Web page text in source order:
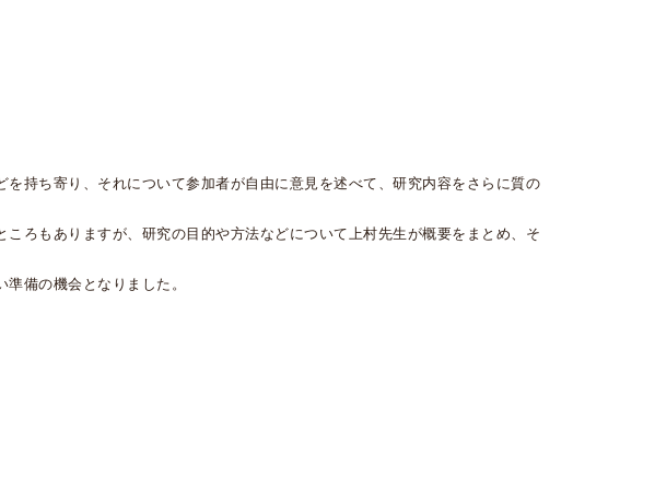
持ち寄り、それについて参加者が自由に意見を述べて、研究内容をさらに質の
ろもありますが、研究の目的や方法などについて上村先生が概要をまとめ、そ
備の機会となりました。